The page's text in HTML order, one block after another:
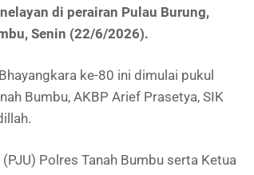
di perairan Pulau Burung,
Senin (22/6/2026).
ke-80 ini dimulai pukul
Bumbu, AKBP Arief Prasetya, SIK
Polres Tanah Bumbu serta Ketua